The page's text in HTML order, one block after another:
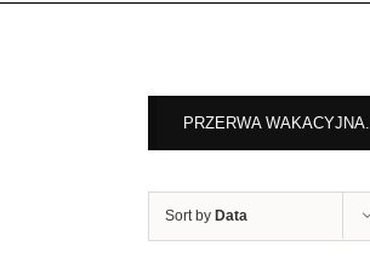
PRZERWA WAKACYJNA.
Sort by Data